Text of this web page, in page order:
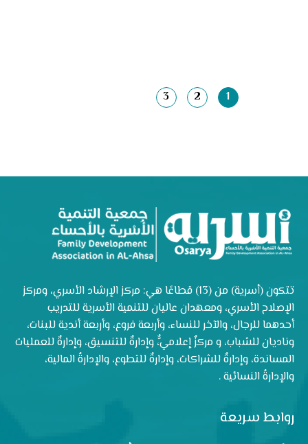
1
2
3
تتكون (أسرية) من (13) قطاعًا هي: مركز الإرشاد الأسري، ومركز
الإصلاح الأسري، ومعهدان عاليان للتنمية الأسرية للتدريب
أحدهما للرجال، والآخر للنساء، وأربعة فروع، وأربعة أندية للبنات،
وناديان للشباب، و مركزٌ إعلاميٌّ، وإدارةٌ للتنسيق، وإدارةٌ للعمليات
المساندة، وإدارةٌ للشراكات، وإدارةٌ للتطوع، والإدارةُ المالية،
والإدارةُ النسائية .
روابط سريعة